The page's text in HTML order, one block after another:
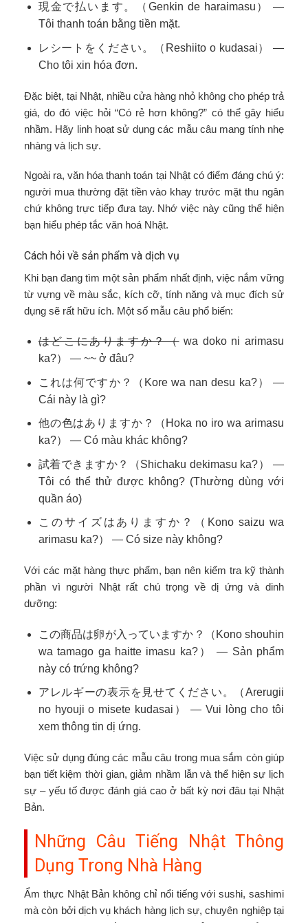
現金で払います。（Genkin de haraimasu） —
Tôi thanh toán bằng tiền mặt.
レシートをください。（Reshiito o kudasai） —
Cho tôi xin hóa đơn.
Đặc biệt, tại Nhật, nhiều cửa hàng nhỏ không cho phép trả
giá, do đó việc hỏi “Có rẻ hơn không?” có thể gây hiểu
nhầm. Hãy linh hoạt sử dụng các mẫu câu mang tính nhẹ
nhàng và lịch sự.
Ngoài ra, văn hóa thanh toán tại Nhật có điểm đáng chú ý:
người mua thường đặt tiền vào khay trước mặt thu ngân
chứ không trực tiếp đưa tay. Nhớ việc này cũng thể hiện
bạn hiểu phép tắc văn hoá Nhật.
Cách hỏi về sản phẩm và dịch vụ
Khi bạn đang tìm một sản phẩm nhất định, việc nắm vững
từ vựng về màu sắc, kích cỡ, tính năng và mục đích sử
dụng sẽ rất hữu ích. Một số mẫu câu phổ biến:
はどこにありますか？（wa doko ni arimasu
ka?） — ~~ ở đâu?
これは何ですか？（Kore wa nan desu ka?） —
Cái này là gì?
他の色はありますか？（Hoka no iro wa arimasu
ka?） — Có màu khác không?
試着できますか？（Shichaku dekimasu ka?） —
Tôi có thể thử được không? (Thường dùng với
quần áo)
このサイズはありますか？（Kono saizu wa
arimasu ka?） — Có size này không?
Với các mặt hàng thực phẩm, bạn nên kiểm tra kỹ thành
phần vì người Nhật rất chú trọng về dị ứng và dinh
dưỡng:
この商品は卵が入っていますか？（Kono shouhin
wa tamago ga haitte imasu ka?） — Sản phẩm
này có trứng không?
アレルギーの表示を見せてください。（Arerugii
no hyouji o misete kudasai） — Vui lòng cho tôi
xem thông tin dị ứng.
Việc sử dụng đúng các mẫu câu trong mua sắm còn giúp
bạn tiết kiệm thời gian, giảm nhầm lẫn và thể hiện sự lịch
sự – yếu tố được đánh giá cao ở bất kỳ nơi đâu tại Nhật
Bản.
Những Câu Tiếng Nhật Thông
Dụng Trong Nhà Hàng
Ẩm thực Nhật Bản không chỉ nổi tiếng với sushi, sashimi
mà còn bởi dịch vụ khách hàng lịch sự, chuyên nghiệp tại